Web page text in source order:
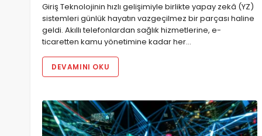
Giriş Teknolojinin hızlı gelişimiyle birlikte yapay zekâ (YZ)
sistemleri günlük hayatın vazgeçilmez bir parçası haline
geldi. Akıllı telefonlardan sağlık hizmetlerine, e-
ticaretten kamu yönetimine kadar her…
DEVAMINI OKU